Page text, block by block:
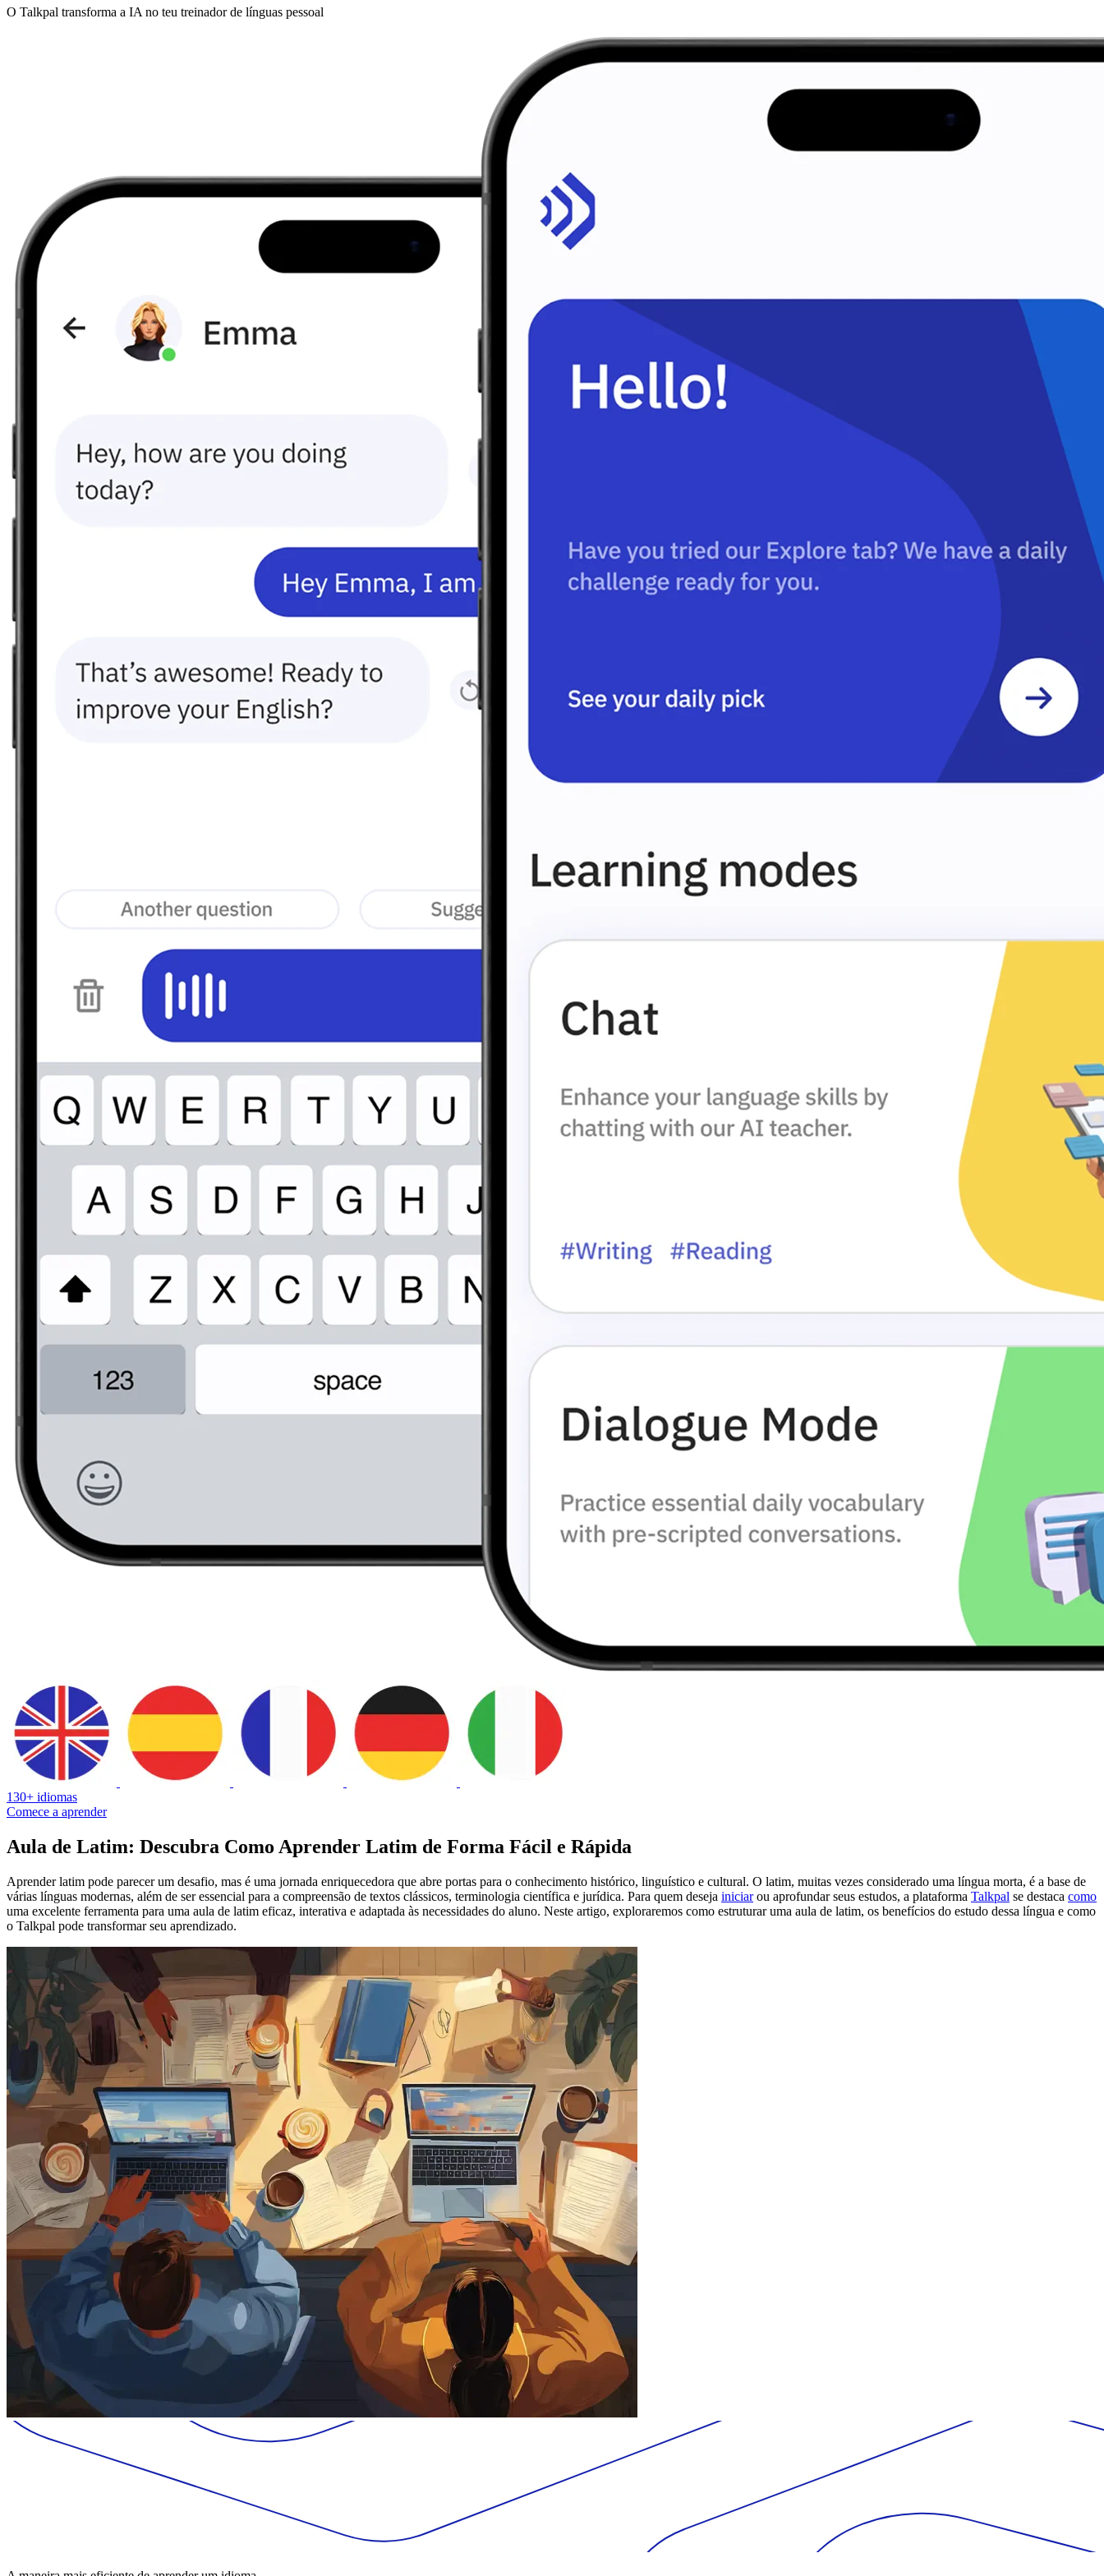
O Talkpal transforma a IA no teu treinador de línguas pessoal
130+ idiomas
Comece a aprender
Aula de Latim: Descubra Como Aprender Latim de Forma Fácil e Rápida
Aprender latim pode parecer um desafio, mas é uma jornada enriquecedora que abre portas para o conhecimento histórico, linguístico e cultural. O latim, muitas vezes considerado uma língua morta, é a base de
várias línguas modernas, além de ser essencial para a compreensão de textos clássicos, terminologia científica e jurídica. Para quem deseja iniciarou aprofundar seus estudos, a plataforma Talkpal se destaca como
uma excelente ferramenta para uma aula de latim eficaz, interativa e adaptada às necessidades do aluno. Neste artigo, exploraremos como estruturar uma aula de latim, os benefícios do estudo dessa língua e como
o Talkpal pode transformar seu aprendizado.